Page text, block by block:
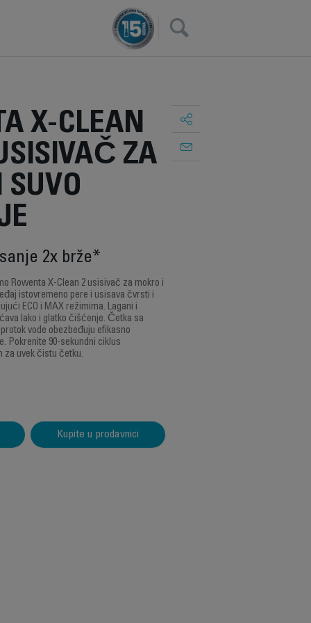
×
X-CLEAN
ZA
SUVO
2x brže*
Rowenta X-Clean 2 usisivač za mokro i
istovremeno pere i usisava čvrsti i
ECO i MAX režimima. Lagani i
lako i glatko čišćenje. Četka sa
vode obezbeđuju efikasno
Pokrenite 90-sekundni ciklus
za uvek čistu četku.
Kupite u prodavnici